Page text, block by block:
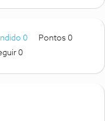
0
Pontos 0
0